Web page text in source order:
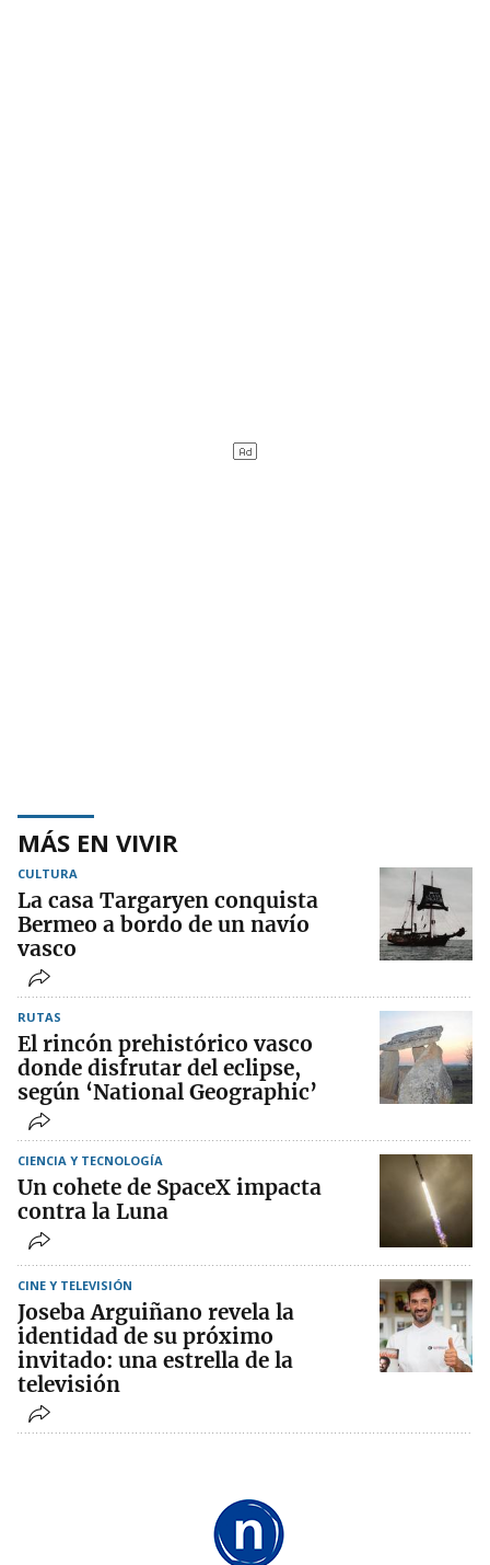
MÁS EN VIVIR
CULTURA
La casa Targaryen conquista
Bermeo a bordo de un navío
vasco
RUTAS
El rincón prehistórico vasco
donde disfrutar del eclipse,
según ‘National Geographic’
CIENCIA Y TECNOLOGÍA
Un cohete de SpaceX impacta
contra la Luna
CINE Y TELEVISIÓN
Joseba Arguiñano revela la
identidad de su próximo
invitado: una estrella de la
televisión